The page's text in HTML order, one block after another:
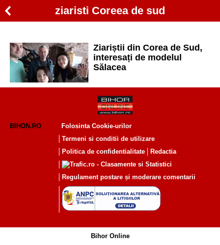
ziaristi Coreea de sud
Ziariștii din Corea de Sud,
interesați de modelul
Sălacea
BIHON.RO
Folosinta Cookie-urilor
Termeni si conditii de utilizare
Politica de confidentialitate
Redactia
Regulament postare și moderare comentarii
Bihor Online